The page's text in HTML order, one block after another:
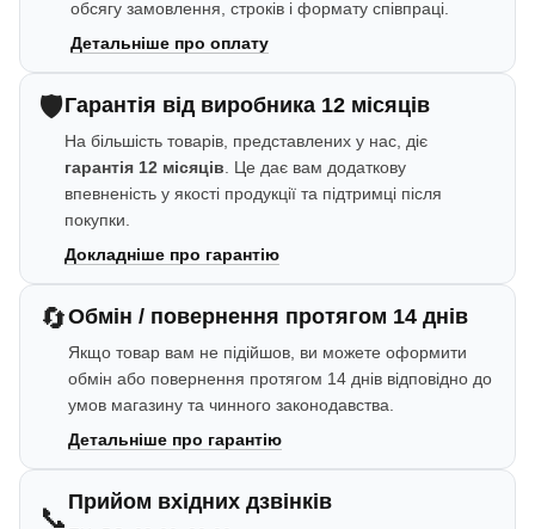
обсягу замовлення, строків і формату співпраці.
Детальніше про оплату
🛡️Гарантія від виробника 12 місяців
На більшість товарів, представлених у нас, діє
гарантія 12 місяців . Це дає вам додаткову
впевненість у якості продукції та підтримці після
покупки.
Докладніше про гарантію
🔄Обмін / повернення протягом 14 днів
Якщо товар вам не підійшов, ви можете оформити
обмін або повернення протягом 14 днів відповідно до
умов магазину та чинного законодавства.
Детальніше про гарантію
📞 Прийом вхідних дзвінків